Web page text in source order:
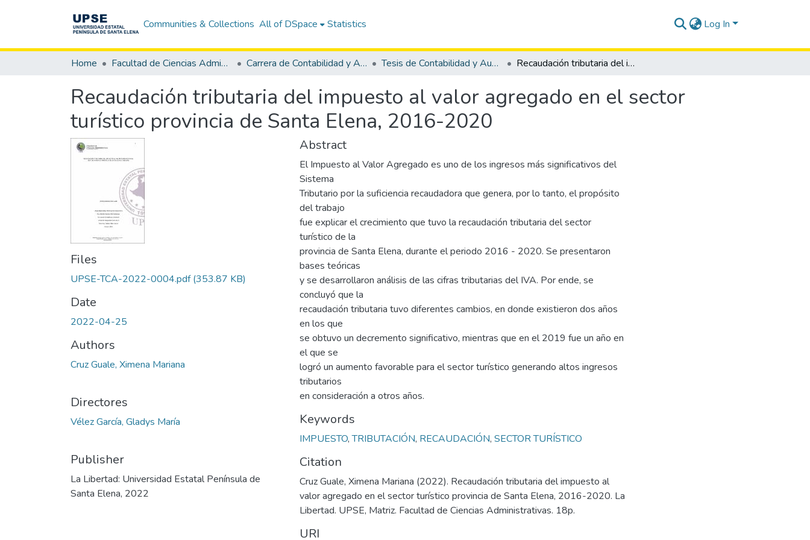
Communities & Collections All of DSpace Statistics Log In
Home Facultad de Ciencias Administrativas Carrera de Contabilidad y Auditoría Tesis de Contabilidad y Auditoría Recaudación tributaria del impuesto al valor agregado en el sector turístico provincia de Santa Elena, 2016-2020
Recaudación tributaria del impuesto al valor agregado en el sector
turístico provincia de Santa Elena, 2016-2020
Files
UPSE-TCA-2022-0004.pdf(353.87 KB)
Date
2022-04-25
Authors
Cruz Guale, Ximena Mariana
Directores
Vélez García, Gladys María
Publisher
La Libertad: Universidad Estatal Península de
Santa Elena, 2022
Abstract
El Impuesto al Valor Agregado es uno de los ingresos más significativos del
Sistema
Tributario por la suficiencia recaudadora que genera, por lo tanto, el propósito
del trabajo
fue explicar el crecimiento que tuvo la recaudación tributaria del sector
turístico de la
provincia de Santa Elena, durante el periodo 2016 - 2020. Se presentaron
bases teóricas
y se desarrollaron análisis de las cifras tributarias del IVA. Por ende, se
concluyó que la
recaudación tributaria tuvo diferentes cambios, en donde existieron dos años
en los que
se obtuvo un decremento significativo, mientras que en el 2019 fue un año en
el que se
logró un aumento favorable para el sector turístico generando altos ingresos
tributarios
en consideración a otros años.
Keywords
IMPUESTO,TRIBUTACIÓN, RECAUDACIÓN, SECTOR TURÍSTICO
Citation
Cruz Guale, Ximena Mariana (2022). Recaudación tributaria del impuesto al
valor agregado en el sector turístico provincia de Santa Elena, 2016-2020. La
Libertad. UPSE, Matriz. Facultad de Ciencias Administrativas. 18p.
URI